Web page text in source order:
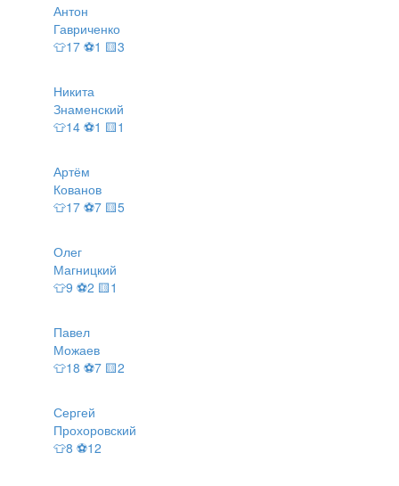
Антон
Гавриченко
👕17 ⚽1 🟨3
Никита
Знаменский
👕14 ⚽1 🟨1
Артём
Кованов
👕17 ⚽7 🟨5
Олег
Магницкий
👕9 ⚽2 🟨1
Павел
Можаев
👕18 ⚽7 🟨2
Сергей
Прохоровский
👕8 ⚽12